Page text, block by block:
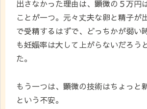
出さなかった理由は、顕微の５万円
ことが一つ。元々丈夫な卵と精子が
で受精するはずで、どっちかが弱い
も妊娠率は大して上がらないだろう
た。
もう一つは、顕微の技術はちょっと
という不安。